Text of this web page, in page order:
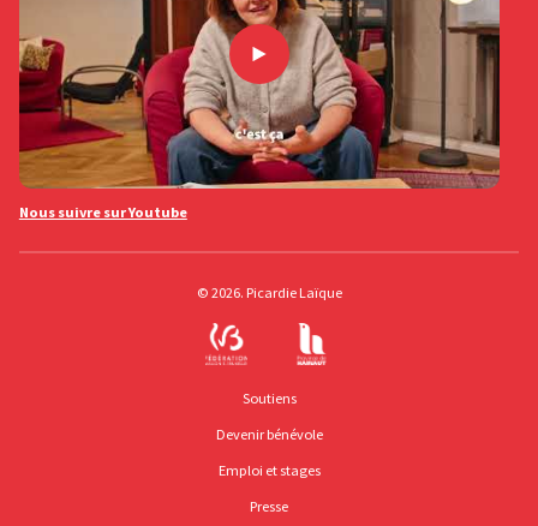
Nous suivre sur Youtube
© 2026. Picardie Laïque
Soutiens
Devenir bénévole
Emploi et stages
Presse